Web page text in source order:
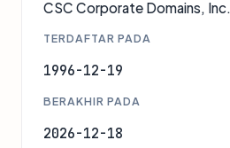
CSC Corporate Domains, Inc.
TERDAFTAR PADA
1996-12-19
BERAKHIR PADA
2026-12-18